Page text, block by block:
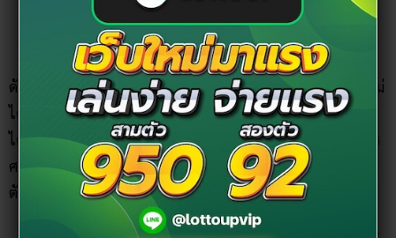
4.ความพยายาม
5. สัตว์นั้นจะต้องตายด้วยความพยายาม
ดังนั้นหากพิจารณาตามหลักปาณาติบาตแล้ว การฆ่าตัวตายจึงไม่
ได้ถือว่าผิดศีลข้อ 1 ว่าด้วยการฆ่าสัตว์ ตัดชีวิต นอกจากนี้ในพระ
ไตรปิฏก และหนังสือไตรภูมิพระร่วงที่มีเนื้อหาเกี่ยวกับพระพุทธ
ศาสนาในประเทศไทย ก็ยังไม่มีการกล่าวถึงบาปของของการฆ่า
ตัวตายเอาไว้แต่อย่างใด